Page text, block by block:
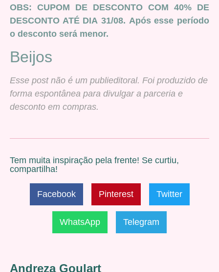
OBS: CUPOM DE DESCONTO COM 40% DE
DESCONTO ATÉ DIA 31/08. Após esse período
o desconto será menor.
Beijos
Esse post não é um publieditoral. Foi produzido de
forma espontânea para divulgar a parceria e
desconto em compras.
Tem muita inspiração pela frente! Se curtiu,
compartilha!
Facebook Pinterest Twitter
WhatsApp Telegram
Andreza Goulart